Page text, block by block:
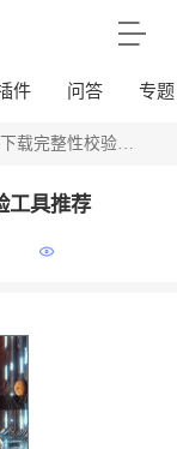
件 问答 专题
整性校验工具推荐
工具推荐